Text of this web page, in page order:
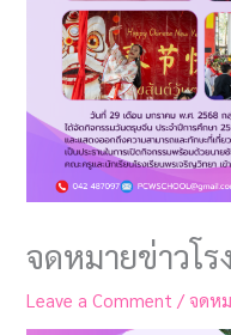
จดหมายข่าวโ
Leave a Comment / จดห